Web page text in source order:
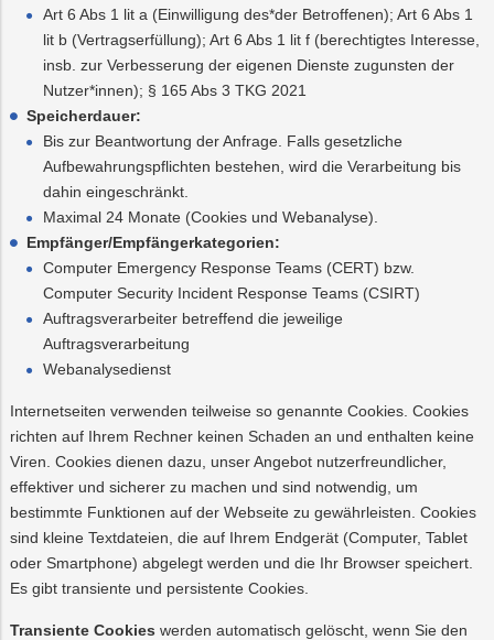
Art 6 Abs 1 lit a (Einwilligung des*der Betroffenen); Art 6 Abs 1
lit b (Vertragserfüllung); Art 6 Abs 1 lit f (berechtigtes Interesse,
insb. zur Verbesserung der eigenen Dienste zugunsten der
Nutzer*innen); § 165 Abs 3 TKG 2021
Speicherdauer:
Bis zur Beantwortung der Anfrage. Falls gesetzliche
Aufbewahrungspflichten bestehen, wird die Verarbeitung bis
dahin eingeschränkt.
Maximal 24 Monate (Cookies und Webanalyse).
Empfänger/Empfängerkategorien:
Computer Emergency Response Teams (CERT) bzw.
Computer Security Incident Response Teams (CSIRT)
Auftragsverarbeiter betreffend die jeweilige
Auftragsverarbeitung
Webanalysedienst
Internetseiten verwenden teilweise so genannte Cookies. Cookies
richten auf Ihrem Rechner keinen Schaden an und enthalten keine
Viren. Cookies dienen dazu, unser Angebot nutzerfreundlicher,
effektiver und sicherer zu machen und sind notwendig, um
bestimmte Funktionen auf der Webseite zu gewährleisten. Cookies
sind kleine Textdateien, die auf Ihrem Endgerät (Computer, Tablet
oder Smartphone) abgelegt werden und die Ihr Browser speichert.
Es gibt transiente und persistente Cookies.
Transiente Cookies werden automatisch gelöscht, wenn Sie den